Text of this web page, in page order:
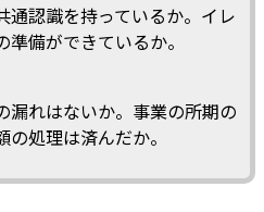
通認識を持っているか。イレ
備ができているか。
漏れはないか。事業の所期の
処理は済んだか。